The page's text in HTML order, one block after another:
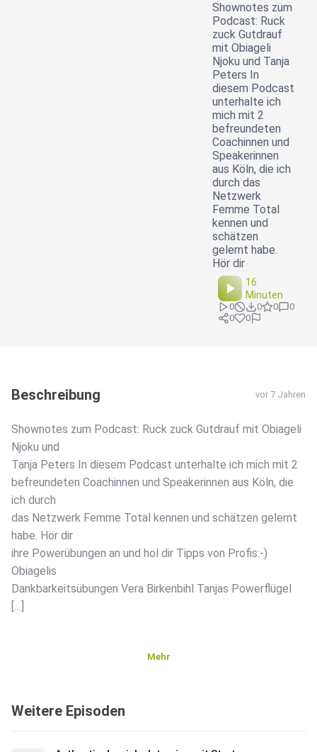
Shownotes zum
Podcast: Ruck
zuck Gutdrauf
mit Obiageli
Njoku und Tanja
Peters In
diesem Podcast
unterhalte ich
mich mit 2
befreundeten
Coachinnen und
Speakerinnen
aus Köln, die ich
durch das
Netzwerk
Femme Total
kennen und
schätzen
gelernt habe.
Hör dir
16
Minuten
0 0 0
0
0
0
Beschreibung vor 7 Jahren
Shownotes zum Podcast: Ruck zuck Gutdrauf mit Obiageli
Njoku und
Tanja Peters In diesem Podcast unterhalte ich mich mit 2
befreundeten Coachinnen und Speakerinnen aus Köln, die
ich durch
das Netzwerk Femme Total kennen und schätzen gelernt
habe. Hör dir
ihre Powerübungen an und hol dir Tipps von Profis:-)
Obiagelis
Dankbarkeitsübungen Vera Birkenbihl Tanjas Powerflügel
[…]
Mehr
Weitere Episoden